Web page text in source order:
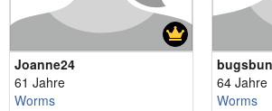
Joanne24
61 Jahre
Worms
64 Jahre
Worms